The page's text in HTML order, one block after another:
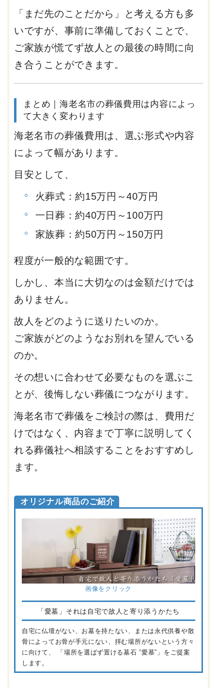
「まだ先のことだから」と考える方も多
いですが、事前に準備しておくことで、
ご家族が慌てず故人との最後の時間に向
き合うことができます。
まとめ｜海老名市の葬儀費用は内容によっ
て大きく変わります
海老名市の葬儀費用は、選ぶ形式や内容
によって幅があります。
目安として、
火葬式：約15万円～40万円
一日葬：約40万円～100万円
家族葬：約50万円～150万円
程度が一般的な範囲です。
しかし、本当に大切なのは金額だけでは
ありません。
故人をどのように送りたいのか。
ご家族がどのようなお別れを望んでいる
のか。
その想いに合わせて必要なものを選ぶこ
とが、後悔しない葬儀につながります。
海老名市で葬儀をご検討の際は、費用だ
けではなく、内容まで丁寧に説明してく
れる葬儀社へ相談することをおすすめし
ます。
オリジナル商品のご紹介
画像をクリック
「愛墓」それは自宅で故人と寄り添うかたち
自宅に仏壇がない、お墓を持たない、または永代供養や散
骨によってお骨が手元にない、拝む場所がないという方々
に向けて、 「場所を選ばず置ける墓石 ”愛慕”」をご提案
します。